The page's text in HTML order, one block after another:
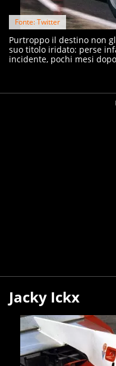
Fonte: Twitter
Purtroppo il destino non
suo titolo iridato: perse
incidente, pochi mesi
Jacky Ickx